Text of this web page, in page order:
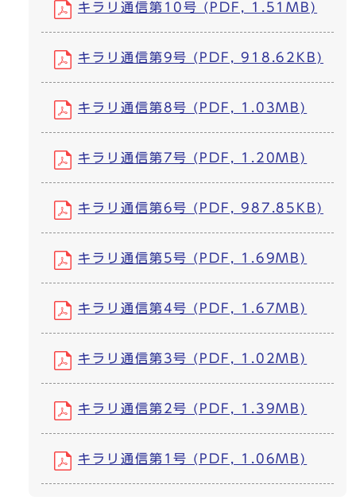
キラリ通信第10号 (PDF, 1.51MB)
キラリ通信第9号 (PDF, 918.62KB)
キラリ通信第8号 (PDF, 1.03MB)
キラリ通信第7号 (PDF, 1.20MB)
キラリ通信第6号 (PDF, 987.85KB)
キラリ通信第5号 (PDF, 1.69MB)
キラリ通信第4号 (PDF, 1.67MB)
キラリ通信第3号 (PDF, 1.02MB)
キラリ通信第2号 (PDF, 1.39MB)
キラリ通信第1号 (PDF, 1.06MB)